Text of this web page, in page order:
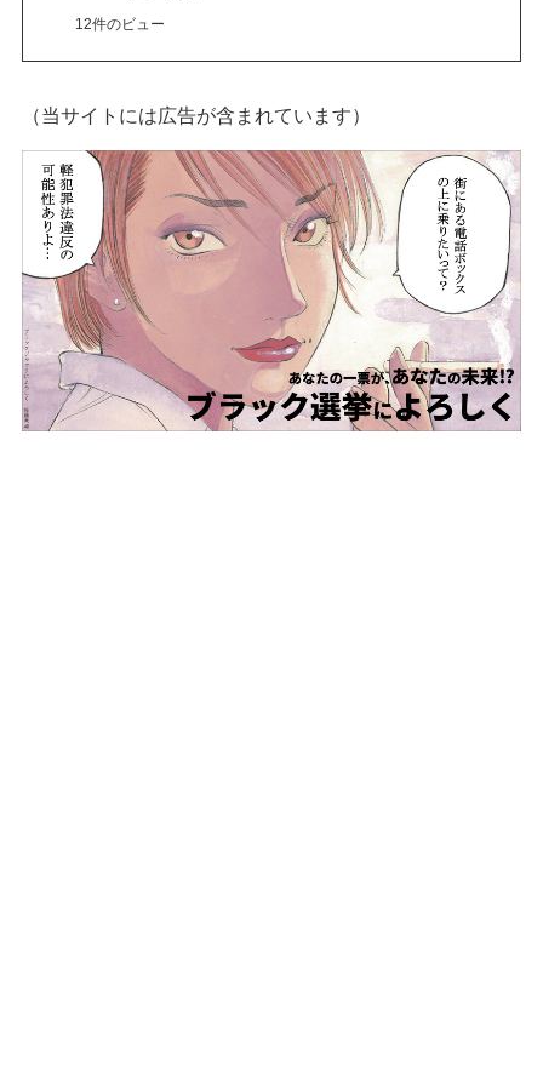
12件のビュー
（当サイトには広告が含まれています）